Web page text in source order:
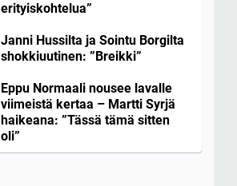
erityiskohtelua”
Janni Hussilta ja Sointu Borgilta
shokkiuutinen: ”Breikki”
Eppu Normaali nousee lavalle
viimeistä kertaa – Martti Syrjä
haikeana: ”Tässä tämä sitten
oli”